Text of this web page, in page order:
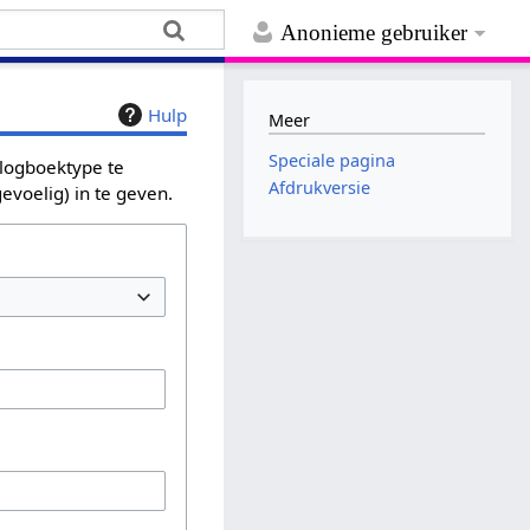
Anonieme gebruiker
Hulp
te
in te geven.
Meer
Speciale pagina
Afdrukversie